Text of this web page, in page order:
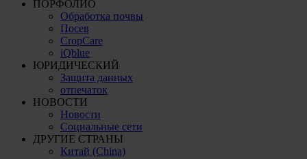
ПОРФОЛИО
Обработка почвы
Посев
CropCare
iQblue
ЮРИДИЧЕСКИЙ
Защита данных
отпечаток
НОВОСТИ
Новости
Социальные сети
ДРУГИЕ СТРАНЫ
Китай (China)